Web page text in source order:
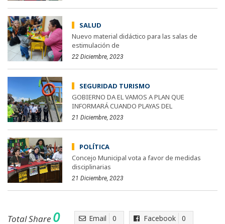
SALUD
Nuevo material didáctico para las salas de
estimulación de
22 Diciembre, 2023
SEGURIDAD TURISMO
GOBIERNO DA EL VAMOS A PLAN QUE
INFORMARÁ CUANDO PLAYAS DEL
21 Diciembre, 2023
POLÍTICA
Concejo Municipal vota a favor de medidas
disciplinarias
21 Diciembre, 2023
Total Share 0 Email 0 Facebook 0